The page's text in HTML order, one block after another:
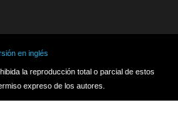
en inglés
la reproducción total o parcial de estos
expreso de los autores.